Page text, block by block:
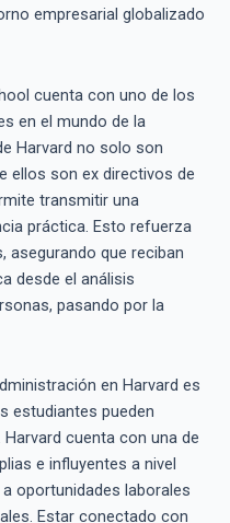
empresarial globalizado
cuenta con uno de los
en el mundo de la
Harvard no solo son
ellos son ex directivos de
transmitir una
práctica. Esto refuerza
asegurando que reciban
desde el análisis
pasando por la
en Harvard es
estudiantes pueden
cuenta con una de
e influyentes a nivel
oportunidades laborales
Estar conectado con